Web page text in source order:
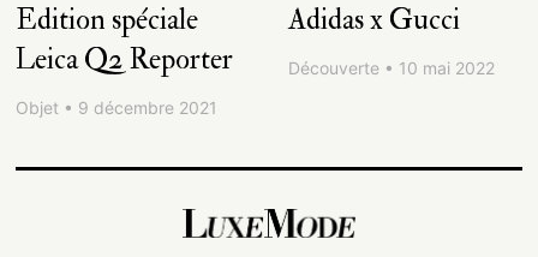
Edition spéciale
Leica Q2 Reporter
Objet • 9 décembre 2021
Adidas x Gucci
Découverte • 10 mai 2022